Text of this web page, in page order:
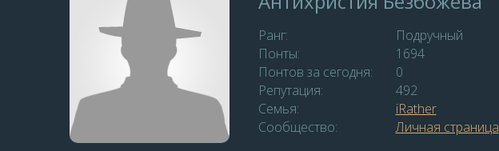
Ранг:
Подручный
Понты:
1694
Понтов за сегодня:
0
Репутация:
492
Семья:
iRather
Сообщество:
Личная страница